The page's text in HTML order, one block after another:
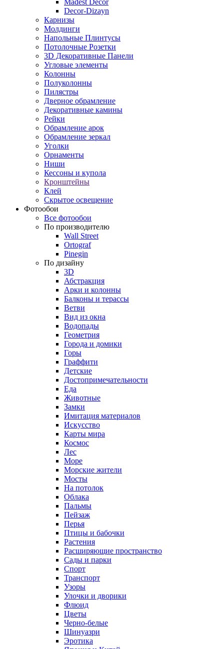
Madest Decor
Decor-Dizayn
Карнизы
Молдинги
Напольные Плинтусы
Потолочные Розетки
3D Декоративные Панели
Угловые элементы
Колонны
Полуколонны
Пилястры
Дверное обрамление
Декоративные камины
Рейки
Обрамление арок
Обрамление зеркал
Уголки
Орнаменты
Ниши
Кессоны и купола
Кронштейны
Клей
Скрытое освещение
Фотообои
Все фотообои
По производителю
Wall Street
Ortograf
Pinegin
По дизайну
3D
Абстракция
Арки и колонны
Балконы и терассы
Ветви
Вид из окна
Водопады
Геометрия
Города и домики
Горы
Граффити
Детские
Достопримечательности
Еда
Животные
Замки
Имитация материалов
Искусство
Карты мира
Космос
Лес
Море
Морские жители
Мосты
На потолок
Облака
Пальмы
Пейзаж
Перья
Птицы и бабочки
Растения
Расширяющие пространство
Сады и парки
Спорт
Транспорт
Узоры
Улочки и дворики
Флюид
Цветы
Черно-белые
Шинуазри
Эротика